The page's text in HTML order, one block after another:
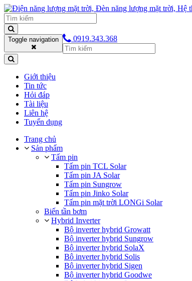
Toggle navigation 0919.343.368
Giới thiệu
Tin tức
Hỏi đáp
Tài liệu
Liên hệ
Tuyển dụng
Trang chủ
Sản phẩm
Tấm pin
Tấm pin TCL Solar
Tấm pin JA Solar
Tấm pin Sungrow
Tấm pin Jinko Solar
Tấm pin mặt trời LONGi Solar
Biến tần bơm
Hybrid Inverter
Bộ inverter hybrid Growatt
Bộ inverter hybrid Sungrow
Bộ inverter hybrid SolaX
Bộ inverter hybrid Solis
Bộ inverter hybrid Sigen
Bộ inverter hybrid Goodwe